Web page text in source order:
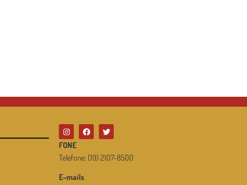
FONE
Telefone: (19) 2107-8500
E-mails